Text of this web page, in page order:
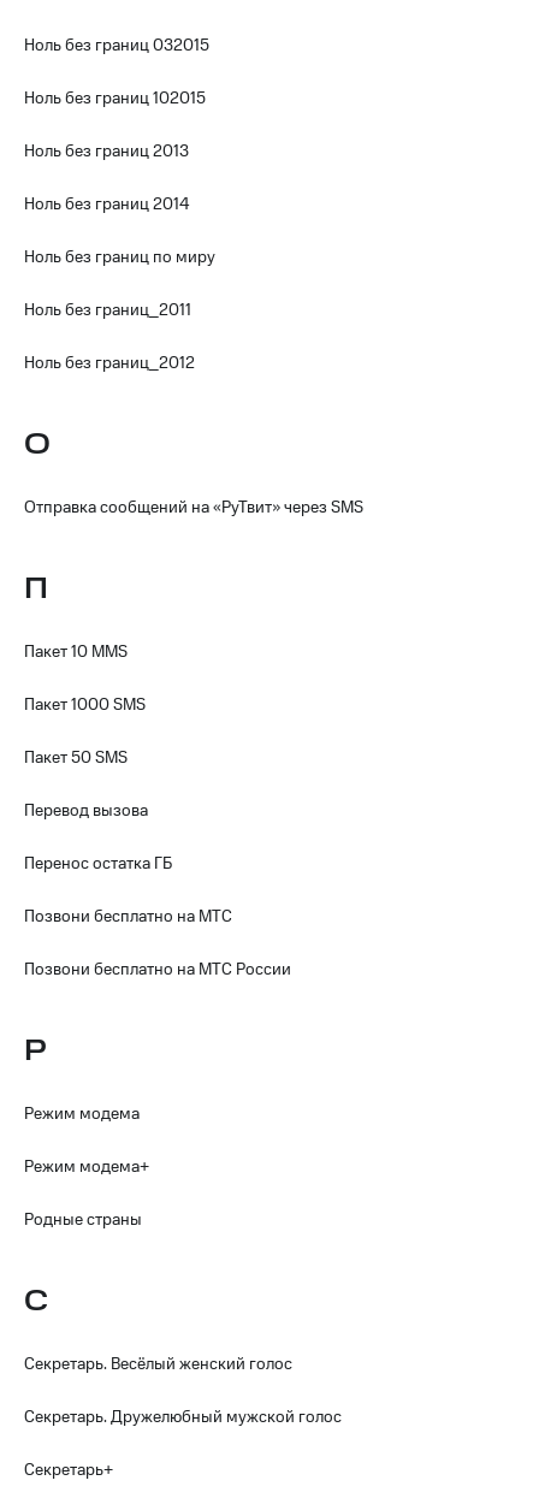
и
Все
Ноль без границ 032015
Ноль без границ 102015
Ноль без границ 2013
Ноль без границ 2014
Ноль без границ по миру
Ноль без границ_2011
Ноль без границ_2012
О
Отправка сообщений на «РуТвит» через SMS
П
Пакет 10 MMS
Пакет 1000 SMS
Пакет 50 SMS
Перевод вызова
Перенос остатка ГБ
Позвони бесплатно на МТС
Позвони бесплатно на МТС России
Р
Режим модема
Режим модема+
Родные страны
С
Секретарь. Весёлый женский голос
Секретарь. Дружелюбный мужской голос
Секретарь+